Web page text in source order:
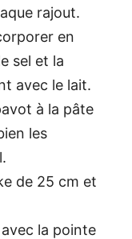
rajout.
en
sel et la
avec le lait.
à la pâte
les
de 25 cm et
la pointe